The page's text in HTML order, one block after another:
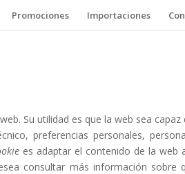
Promociones Importaciones
Su utilidad es que la web sea capaz
preferencias personales,
es adaptar el contenido de la web
consultar más información sobre